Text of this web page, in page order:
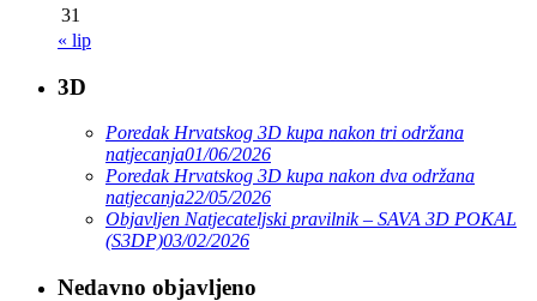
31
« lip
3D
Poredak Hrvatskog 3D kupa nakon tri održana
natjecanja01/06/2026
Poredak Hrvatskog 3D kupa nakon dva održana
natjecanja22/05/2026
Objavljen Natjecateljski pravilnik – SAVA 3D POKAL
(S3DP)03/02/2026
Nedavno objavljeno